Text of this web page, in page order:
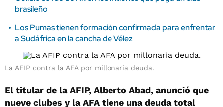
brasileño
Los Pumas tienen formación confirmada para enfrentar
a Sudáfrica en la cancha de Vélez
La AFIP contra la AFA por millonaria deuda.
El titular de la AFIP, Alberto Abad, anunció que
nueve clubes y la AFA tiene una deuda total